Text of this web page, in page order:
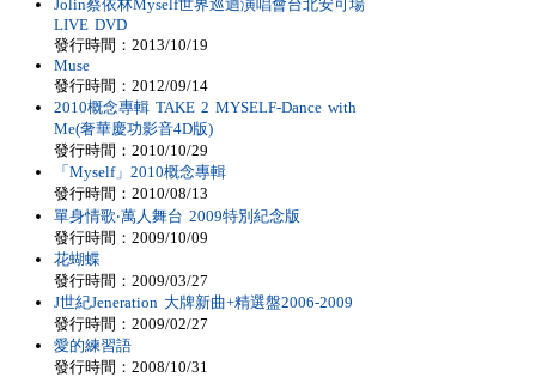
Jolin蔡依林Myself世界巡迴演唱會台北安可場
LIVE DVD
發行時間：2013/10/19
Muse
發行時間：2012/09/14
2010概念專輯 TAKE 2 MYSELF-Dance with
Me(奢華慶功影音4D版)
發行時間：2010/10/29
「Myself」2010概念專輯
發行時間：2010/08/13
單身情歌‧萬人舞台 2009特別紀念版
發行時間：2009/10/09
花蝴蝶
發行時間：2009/03/27
J世紀Jeneration 大牌新曲+精選盤2006-2009
發行時間：2009/02/27
愛的練習語
發行時間：2008/10/31